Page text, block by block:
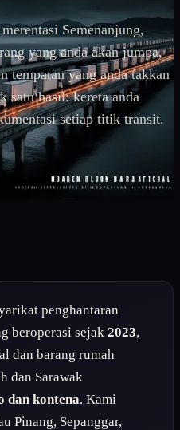
Semenanjung,
yang anda akan jumpa,
tempatan yang anda takkan
satu hasil: kereta anda
setiap titik transit.
penghantaran
beroperasi sejak 2023,
dan barang rumah
dan Sarawak
dan kontena. Kami
Pinang, Sepanggar,